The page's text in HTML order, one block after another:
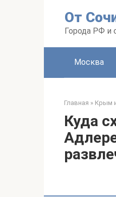
От
Города РФ и
Москва
Главная » Крым
Куда